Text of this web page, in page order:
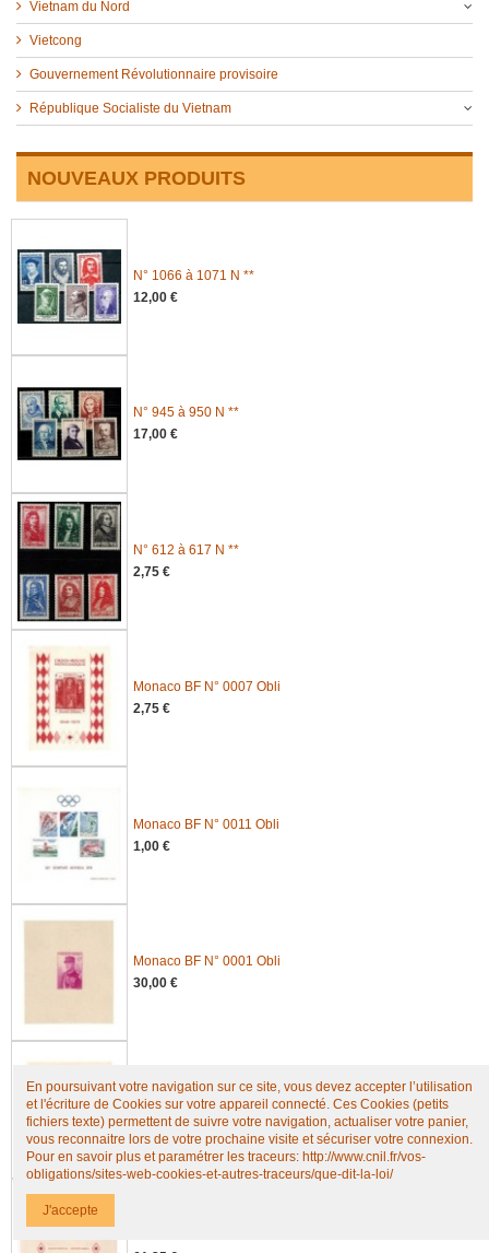
Vietnam du Nord
Vietcong
Gouvernement Révolutionnaire provisoire
République Socialiste du Vietnam
NOUVEAUX PRODUITS
N° 1066 à 1071 N **
12,00 €
N° 945 à 950 N **
17,00 €
N° 612 à 617 N **
2,75 €
Monaco BF N° 0007 Obli
2,75 €
Monaco BF N° 0011 Obli
1,00 €
Monaco BF N° 0001 Obli
30,00 €
Monaco BF N° 0002 Obli
7,50 €
En poursuivant votre navigation sur ce site, vous devez accepter l’utilisation
et l'écriture de Cookies sur votre appareil connecté. Ces Cookies (petits
fichiers texte) permettent de suivre votre navigation, actualiser votre panier,
vous reconnaitre lors de votre prochaine visite et sécuriser votre connexion.
Pour en savoir plus et paramétrer les traceurs: http://www.cnil.fr/vos-
obligations/sites-web-cookies-et-autres-traceurs/que-dit-la-loi/
J'accepte